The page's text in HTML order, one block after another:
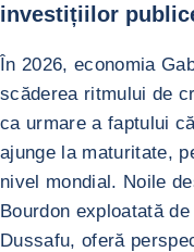
investițiilor
În 2026, economia
scăderea ritmului de
ca urmare a faptului
ajunge la maturitate,
nivel mondial. Noile
Bourdon exploatată
Dussafu, oferă